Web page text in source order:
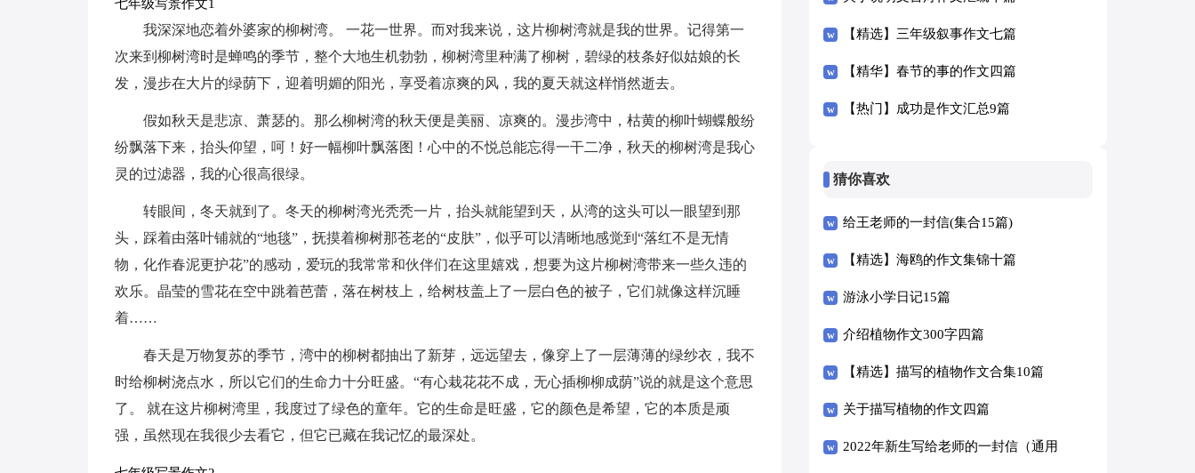
七年级写景作文1
我深深地恋着外婆家的柳树湾。 一花一世界。而对我来说，这片柳树湾就是我的世界。记得第一
次来到柳树湾时是蝉鸣的季节，整个大地生机勃勃，柳树湾里种满了柳树，碧绿的枝条好似姑娘的长
发，漫步在大片的绿荫下，迎着明媚的阳光，享受着凉爽的风，我的夏天就这样悄然逝去。
假如秋天是悲凉、萧瑟的。那么柳树湾的秋天便是美丽、凉爽的。漫步湾中，枯黄的柳叶蝴蝶般纷
纷飘落下来，抬头仰望，呵！好一幅柳叶飘落图！心中的不悦总能忘得一干二净，秋天的柳树湾是我心
灵的过滤器，我的心很高很绿。
转眼间，冬天就到了。冬天的柳树湾光秃秃一片，抬头就能望到天，从湾的这头可以一眼望到那
头，踩着由落叶铺就的“地毯”，抚摸着柳树那苍老的“皮肤”，似乎可以清晰地感觉到“落红不是无情
物，化作春泥更护花”的感动，爱玩的我常常和伙伴们在这里嬉戏，想要为这片柳树湾带来一些久违的
欢乐。晶莹的雪花在空中跳着芭蕾，落在树枝上，给树枝盖上了一层白色的被子，它们就像这样沉睡
着……
春天是万物复苏的季节，湾中的柳树都抽出了新芽，远远望去，像穿上了一层薄薄的绿纱衣，我不
时给柳树浇点水，所以它们的生命力十分旺盛。“有心栽花花不成，无心插柳柳成荫”说的就是这个意思
了。 就在这片柳树湾里，我度过了绿色的童年。它的生命是旺盛，它的颜色是希望，它的本质是顽
强，虽然现在我很少去看它，但它已藏在我记忆的最深处。
【精选】三年级叙事作文七篇
【精华】春节的事的作文四篇
【热门】成功是作文汇总9篇
猜你喜欢
给王老师的一封信(集合15篇)
【精选】海鸥的作文集锦十篇
游泳小学日记15篇
介绍植物作文300字四篇
【精选】描写的植物作文合集10篇
关于描写植物的作文四篇
2022年新生写给老师的一封信（通用